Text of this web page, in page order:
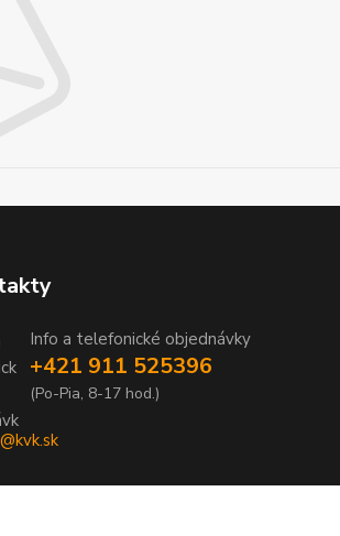
Info a telefonické objednávky
+421 911 525396
(Po-Pia, 8-17 hod.)